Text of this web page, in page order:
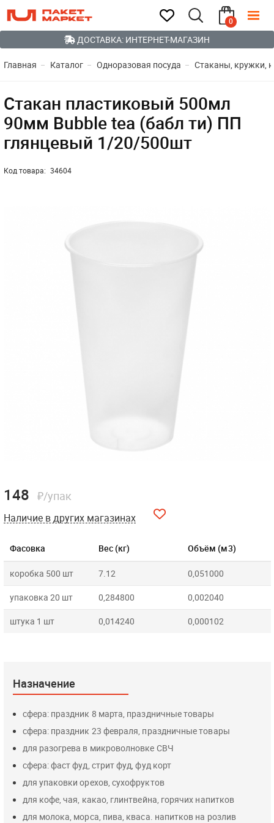
0
ДОСТАВКА: ИНТЕРНЕТ-МАГАЗИН
Главная Каталог Одноразовая посуда Стаканы, кружки,
Стакан пластиковый 500мл
90мм Bubble tea (бабл ти) ПП
глянцевый 1/20/500шт
Код товара: 34604
Фасовка Вес (кг) Объём (м3)
коробка 500 шт 7.12 0,051000
упаковка 20 шт 0,284800 0,002040
штука 1 шт 0,014240 0,000102
148 ₽/упак
Наличие в других магазинах
Назначение
сфера: праздник 8 марта, праздничные товары
сфера: праздник 23 февраля, праздничные товары
для разогрева в микроволновке СВЧ
сфера: фаст фуд, стрит фуд, фуд корт
для упаковки орехов, сухофруктов
для кофе, чая, какао, глинтвейна, горячих напитков
для молока, морса, пива, кваса. напитков на розлив